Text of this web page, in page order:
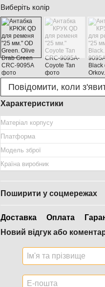
Виберіть колір
Повідомити, коли
Характеристики
Матеріал корпусу
Платформа
Модель зброї
Країна виробник
Поширити у соцмережах
Доставка Оплата
Новий відгук або